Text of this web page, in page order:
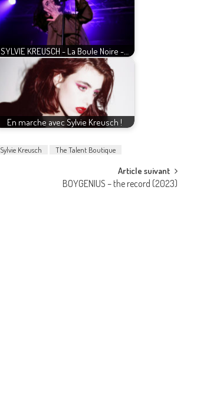
SYLVIE KREUSCH - La Boule Noire -…
En marche avec Sylvie Kreusch !
Sylvie Kreusch The Talent Boutique
Article suivant
BOYGENIUS – the record (2023)